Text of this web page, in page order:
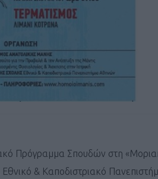
Πρόγραμμα Σπουδών στη
Εθνικό & Καποδιστριακό